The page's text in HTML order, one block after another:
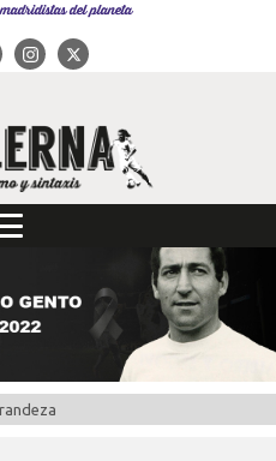
del planeta